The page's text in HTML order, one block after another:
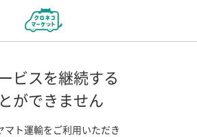
ビスを継続する
ができません
マト運輸をご利用いただき